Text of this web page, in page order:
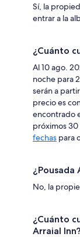
Sí, la
entrar a la
¿Cuánto
Al 10 ago.
noche para
serán a
precio es
encontrado
próximos 30
fechas para
¿Pousada
No, la
¿Cuánto
Arraial Inn?